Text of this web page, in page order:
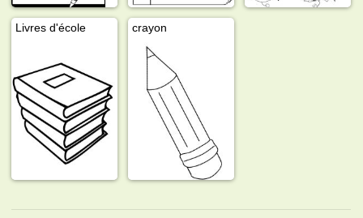
Livres d'école crayon